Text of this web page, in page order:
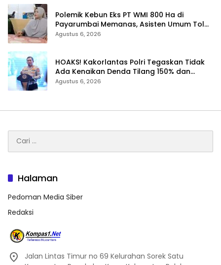
Polemik Kebun Eks PT WMI 800 Ha di
Payarumbai Memanas, Asisten Umum Tolak
Dikelola Agrinas dan Tantang Presiden
Agustus 6, 2026
HOAKS! Kakorlantas Polri Tegaskan Tidak
Ada Kenaikan Denda Tilang 150% dan
Tilang Manual Menyeluruh
Agustus 6, 2026
untuk:
Halaman
Pedoman Media Siber
Redaksi
Jalan Lintas Timur no 69 Kelurahan Sorek Satu